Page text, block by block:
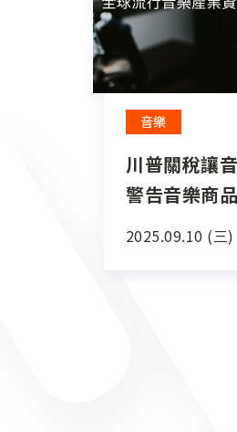
音樂
川普關稅讓
警告音樂商
2025.09.10 (三)